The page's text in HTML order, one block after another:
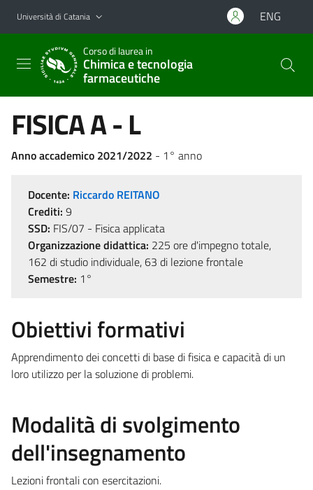
Vai al contenuto principale
Vai al menu di navigazione
Università di Catania ENG
Corso di laurea in
Chimica e tecnologia
farmaceutiche
FISICA A - L
Anno accademico 2021/2022 - 1° anno
Docente: Riccardo REITANO
Crediti: 9
SSD: FIS/07 - Fisica applicata
Organizzazione didattica: 225 ore d'impegno totale,
162 di studio individuale, 63 di lezione frontale
Semestre: 1°
Obiettivi formativi
Apprendimento dei concetti di base di fisica e capacità di un
loro utilizzo per la soluzione di problemi.
Modalità di svolgimento
dell'insegnamento
Lezioni frontali con esercitazioni.